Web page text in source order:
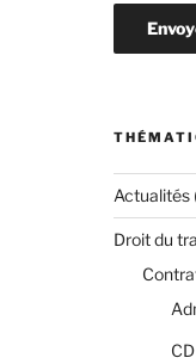
Actualités
Droit du